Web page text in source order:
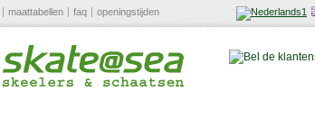
maattabellen faq openingstijden